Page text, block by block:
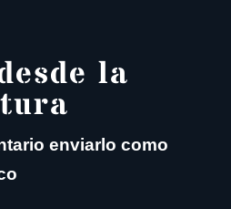
la
enviarlo como